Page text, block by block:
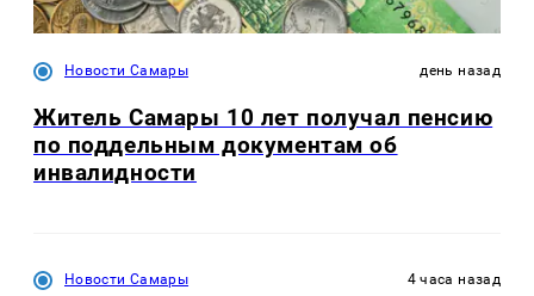
Новости Самары день назад
Житель Самары 10 лет получал пенсию
по поддельным документам об
инвалидности
Новости Самары 4 часа назад